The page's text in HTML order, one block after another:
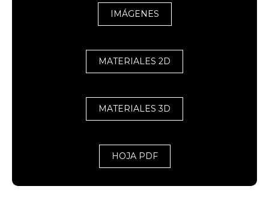
IMÁGENES
MATERIALES 2D
MATERIALES 3D
HOJA PDF